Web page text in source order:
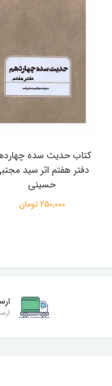
کتاب حدیث سده
دفتر هفتم اثر سید
حسینی
250,000 تومان